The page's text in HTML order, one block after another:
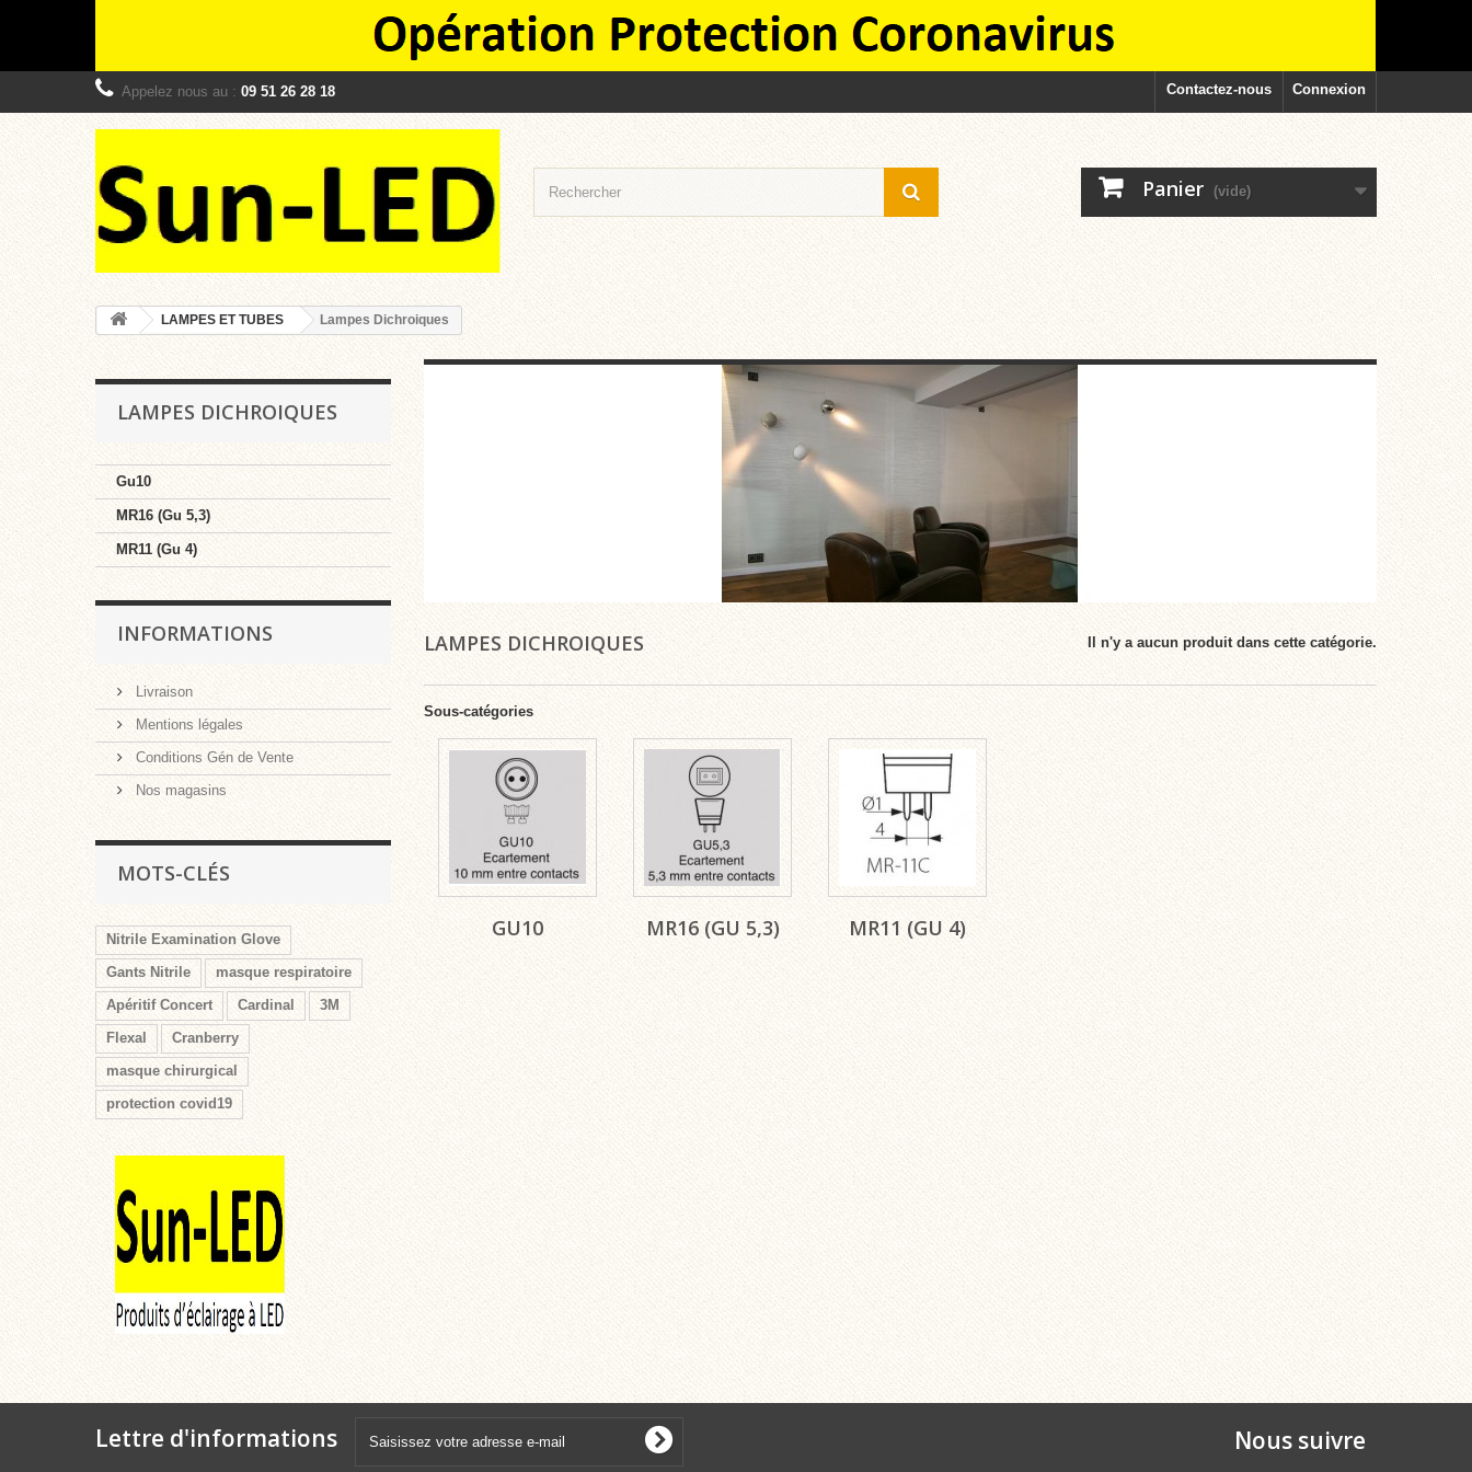
Connexion
Contactez-nous
Appelez nous au : 09 51 26 28 18
Panier (vide)
LAMPES ET TUBES Lampes Dichroiques
LAMPES DICHROIQUES
Gu10
MR16 (Gu 5,3)
MR11 (Gu 4)
INFORMATIONS
Livraison
Mentions légales
Conditions Gén de Vente
Nos magasins
MOTS-CLÉS
Nitrile Examination Glove
Gants Nitrile
masque respiratoire
Apéritif Concert
Cardinal
3M
Flexal
Cranberry
masque chirurgical
protection covid19
LAMPES DICHROIQUES Il n'y a aucun produit dans cette catégorie.
Sous-catégories
GU10 MR16 (GU 5,3) MR11 (GU 4)
Lettre d'informations Nous suivre